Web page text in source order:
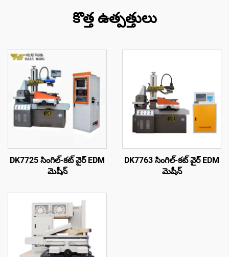
కొత్త ఉత్పత్తులు
DK7725 సింగిల్-కట్ వైర్ EDM
మెషీన్
DK7763 సింగిల్-కట్ వైర్ EDM
మెషీన్